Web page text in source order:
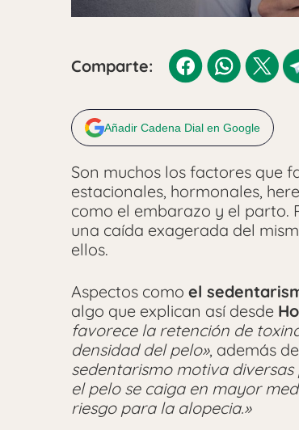
Comparte:
Añadir Cadena Dial en Google
Son muchos los factores que
estacionales, hormonales,
como el embarazo y el parto.
una caída exagerada del
ellos.
Aspectos como el
algo que explican así desde
favorece la retención de
densidad del pelo», además
sedentarismo motiva
el pelo se caiga en mayor
riesgo para la alopecia.»